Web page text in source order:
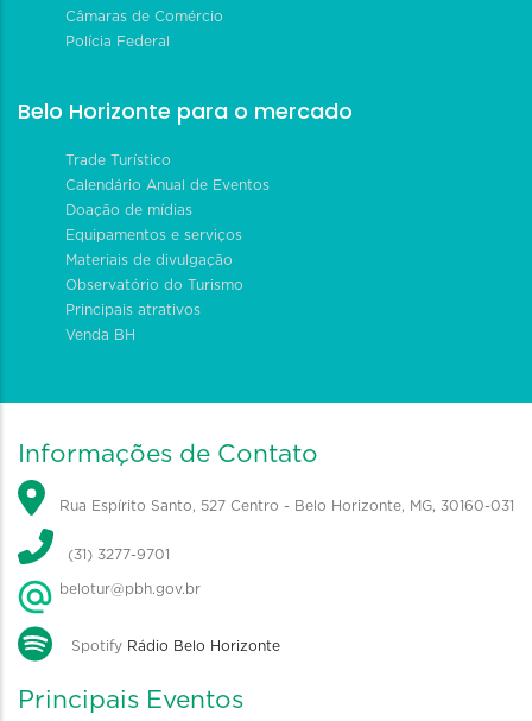
Câmaras de Comércio
Polícia Federal
Belo Horizonte para o mercado
Trade Turístico
Calendário Anual de Eventos
Doação de mídias
Equipamentos e serviços
Materiais de divulgação
Observatório do Turismo
Principais atrativos
Venda BH
Informações de Contato
Rua Espírito Santo, 527 Centro - Belo Horizonte, MG, 30160-031
(31) 3277-9701
belotur@pbh.gov.br
Spotify Rádio Belo Horizonte
Principais Eventos